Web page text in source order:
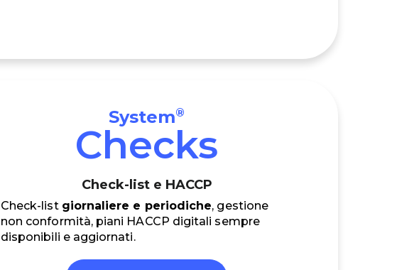
System®
Checks
Check-list e HACCP
Check-list giornaliere e periodiche, gestione
non conformità, piani HACCP digitali sempre
disponibili e aggiornati.